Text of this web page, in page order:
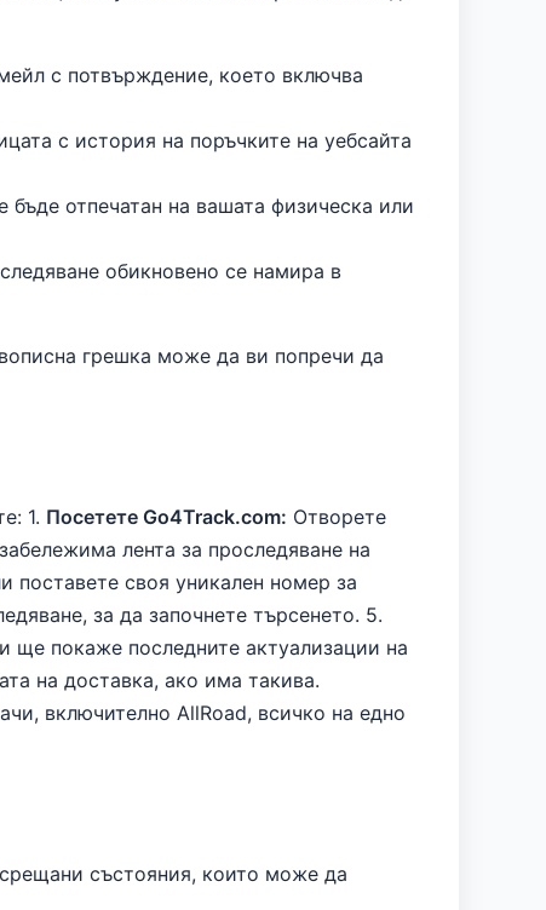
с потвърждение, което включва
с история на поръчките на уебсайта
отпечатан на вашата физическа или
обикновено се намира в
грешка може да ви попречи да
1. Посетете Go4Track.com: Отворете
лента за проследяване на
поставете своя уникален номер за
за да започнете търсенето. 5.
ще покаже последните актуализации на
на доставка, ако има такива.
включително AllRoad, всичко на едно
състояния, които може да